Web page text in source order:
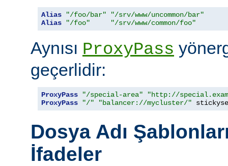
Alias "/foo/bar"
"/srv/www/uncommon/bar"
Alias
"/foo" "/srv/www/common/foo"
Aynısı ProxyPass
geçerlidir:
ProxyPass "/special-area"
"http://
ProxyPass
"/" "balancer://mycluster/"
Dosya Adı
İfadeler